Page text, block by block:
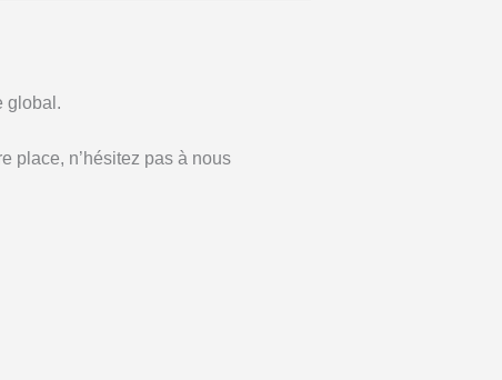
global.
place, n’hésitez pas à nous